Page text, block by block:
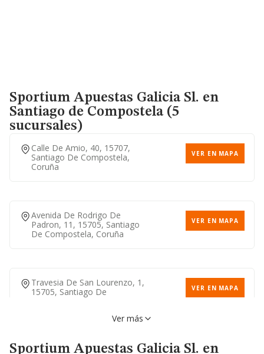
Coruña (a), Coruña
Coruña (a), Coruña
VER EN MAPA
Avenida Chile, 15009, Coruña
Sportium Apuestas Galicia Sl. en
Santiago de Compostela (5
sucursales)
Calle De Amio, 40, 15707,
Santiago De Compostela,
Coruña
VER EN MAPA
Avenida De Rodrigo De
Padron, 11, 15705, Santiago
De Compostela, Coruña
VER EN MAPA
Travesia De San Lourenzo, 1,
15705, Santiago De
Compostela, Coruña
VER EN MAPA
Calle De Fernando Iii O Santo,
Ver más
Sportium Apuestas Galicia Sl. en